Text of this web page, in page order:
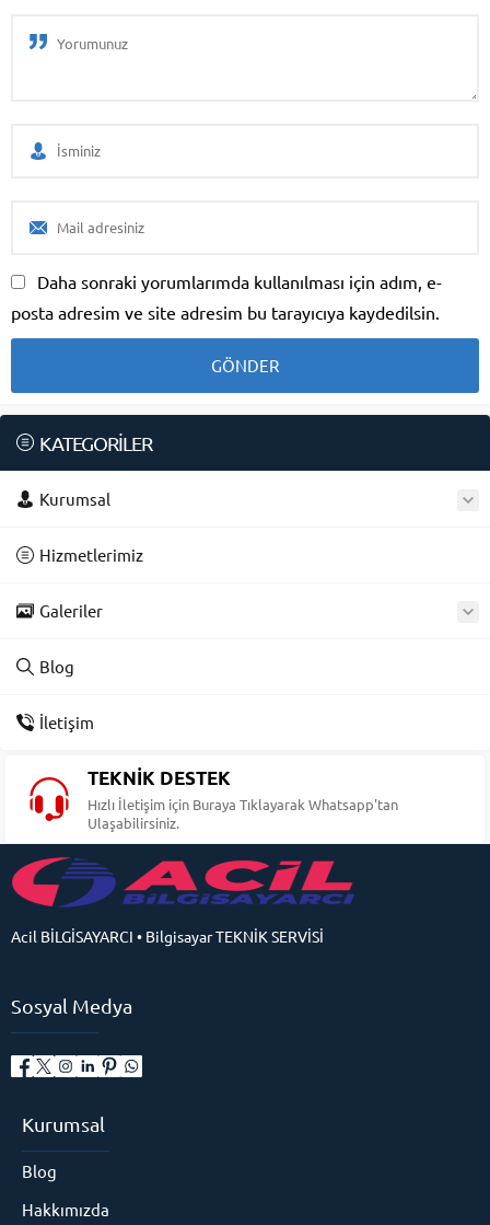
Daha sonraki yorumlarımda kullanılması için adım, e-
posta adresim ve site adresim bu tarayıcıya kaydedilsin.
KATEGORİLER
Kurumsal
Hizmetlerimiz
Galeriler
Blog
İletişim
TEKNİK DESTEK
Hızlı İletişim için Buraya Tıklayarak Whatsapp'tan
Ulaşabilirsiniz.
Acil BİLGİSAYARCI • Bilgisayar TEKNİK SERVİSİ
Sosyal Medya
Kurumsal
Blog
Hakkımızda